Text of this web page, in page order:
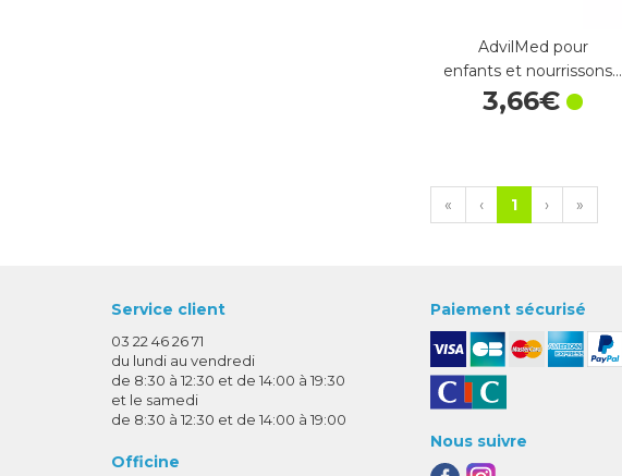
AdvilMed pour
enfants et nourrissons…
3,66€
« ‹ 1 › »
Service client
03 22 46 26 71
du lundi au vendredi
de 8:30 à 12:30 et de 14:00 à 19:30
et le samedi
de 8:30 à 12:30 et de 14:00 à 19:00
Officine
Paiement sécurisé
Nous suivre